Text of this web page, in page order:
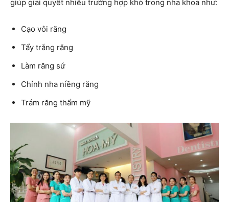
giúp giải quyết nhiều trường hợp khó trong nha khoa như:
Cạo vôi răng
Tẩy trắng răng
Làm răng sứ
Chỉnh nha niềng răng
Trám răng thẩm mỹ